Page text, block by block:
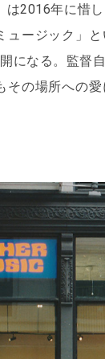
は2016年に惜
ュージック」
になる。監督
その場所への